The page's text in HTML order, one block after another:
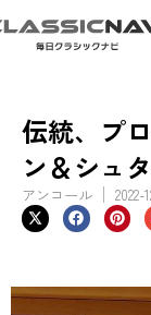
伝統、プ
ン＆シュ
アンコール 2022-